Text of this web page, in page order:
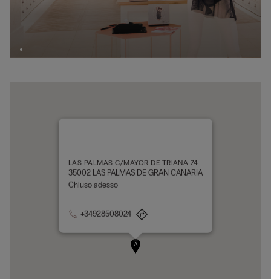
A
LAS PALMAS C/MAYOR DE TRIANA 74
35002 LAS PALMAS DE GRAN CANARIA
Chiuso adesso
+34928508024